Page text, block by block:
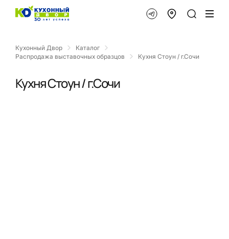
Кухонный Двор
Каталог
Распродажа выставочных образцов
Кухня Стоун / г.Сочи
Кухня Стоун / г.Сочи